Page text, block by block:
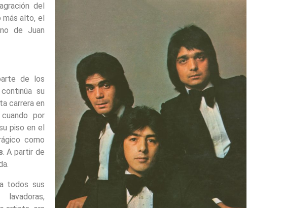
del
más alto, el
de Juan
de los
su
carrera en
por
piso en el
como
. A partir de
todos sus